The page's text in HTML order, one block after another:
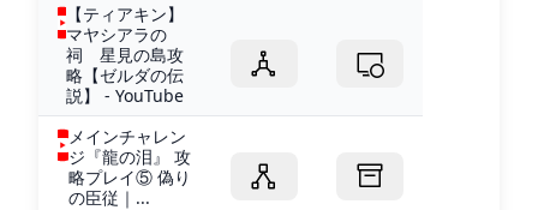
【ティアキン】
マヤシアラの
祠 星見の島攻
略【ゼルダの伝
説】 - YouTube
メインチャレン
ジ『龍の泪』 攻
略プレイ⑤ 偽り
の臣従｜...